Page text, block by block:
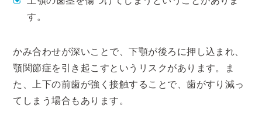
す。
かみ合わせが深いことで、下顎が後ろに押し込まれ、
顎関節症を引き起こすというリスクがあります。ま
た、上下の前歯が強く接触することで、歯がすり減っ
てしまう場合もあります。